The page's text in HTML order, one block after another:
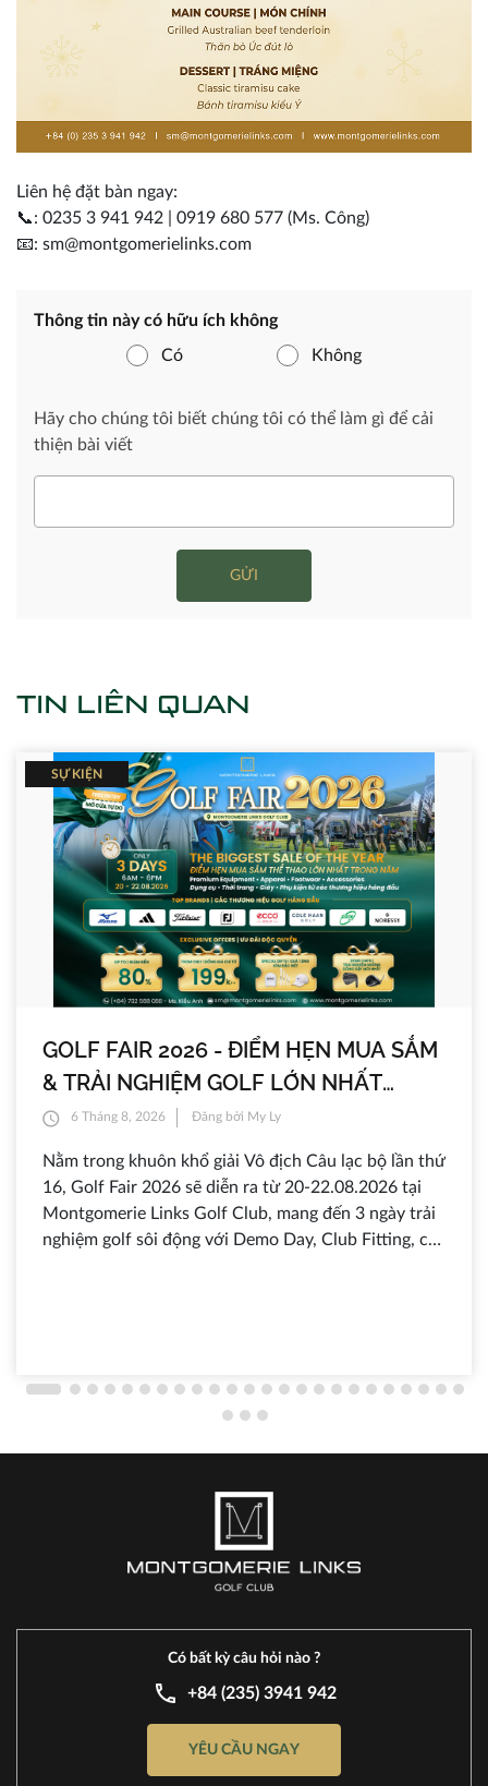
Liên hệ đặt bàn ngay:
📞: 0235 3 941 942 | 0919 680 577 (Ms. Công)
📧: sm@montgomerielinks.com
Thông tin này có hữu ích không
Có
Không
Hãy cho chúng tôi biết chúng tôi có thể làm gì để cải
thiện bài viết
GỬI
TIN LIÊN QUAN
SỰ KIỆN
GOLF FAIR 2026 - ĐIỂM HẸN MUA SẮM
& TRẢI NGHIỆM GOLF LỚN NHẤT
TRONG NĂM TẠI MONTGOMERIE LINKS
6 Tháng 8, 2026 Đăng bởi My Ly
Nằm trong khuôn khổ giải Vô địch Câu lạc bộ lần thứ
16, Golf Fair 2026 sẽ diễn ra từ 20-22.08.2026 tại
Montgomerie Links Golf Club, mang đến 3 ngày trải
nghiệm golf sôi động với Demo Day, Club Fitting, các
Có bất kỳ câu hỏi nào ?
+84 (235) 3941 942
YÊU CẦU NGAY